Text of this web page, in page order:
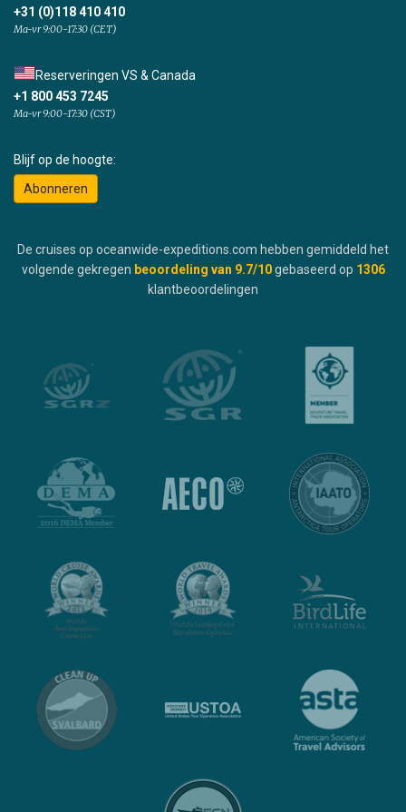
+31 (0)118 410 410
Ma-vr 9:00-17:30 (CET)
Reserveringen VS & Canada
+1 800 453 7245
Ma-vr 9:00-17:30 (CST)
Blijf op de hoogte:
Abonneren
De cruises op oceanwide-expeditions.com hebben gemiddeld het
volgende gekregen beoordeling van 9.7/10 gebaseerd op 1306
klantbeoordelingen